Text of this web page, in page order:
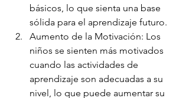
básicos, lo que sienta una base
sólida para el aprendizaje futuro.
Aumento de la Motivación: Los
niños se sienten más motivados
cuando las actividades de
aprendizaje son adecuadas a su
nivel, lo que puede aumentar su